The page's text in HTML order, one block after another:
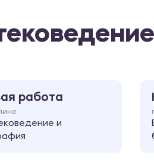
работа
и